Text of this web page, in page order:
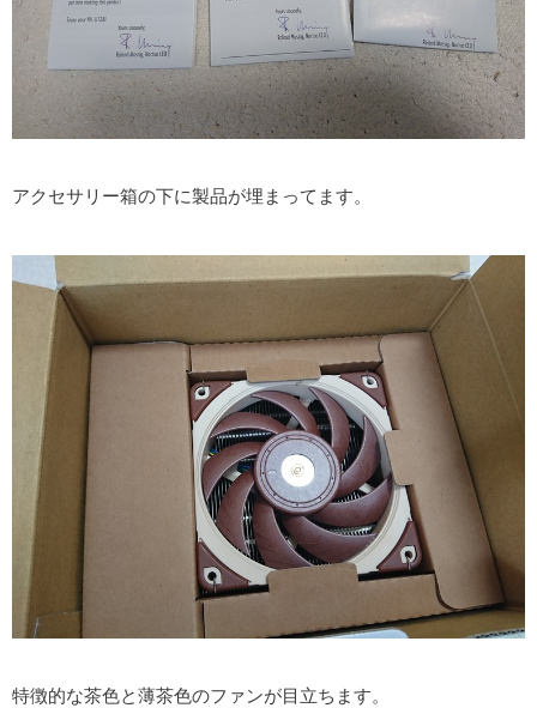
アクセサリー箱の下に製品が埋まってます。
特徴的な茶色と薄茶色のファンが目立ちます。